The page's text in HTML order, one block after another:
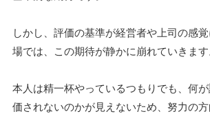
しかし、評価の基準が経営者や上司の感
場では、この期待が静かに崩れていきます
本人は精一杯やっているつもりでも、何
価されないのかが見えないため、努力の